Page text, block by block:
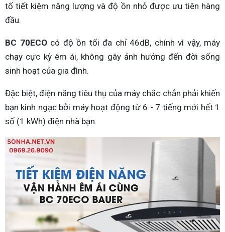
tố tiết kiệm năng lượng và độ ồn nhỏ được ưu tiên hàng
đầu.
BC 70ECOcó độ ồn tối đa chỉ 46dB, chính vì vậy, máy
chạy cực kỳ êm ái, không gây ảnh hưởng đến đời sống
sinh hoạt của gia đình.
Đặc biệt, điện năng tiêu thụ của máy chắc chắn phải khiến
bạn kinh ngạc bởi máy hoạt động từ 6 - 7 tiếng mới hết 1
số (1 kWh) điện nhà bạn.